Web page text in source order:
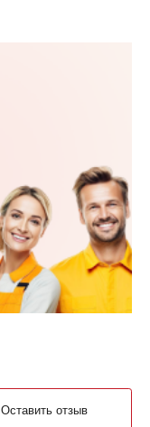
Оставить отзыв